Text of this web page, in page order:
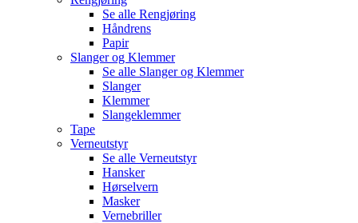
Se alle Rengjøring
Håndrens
Papir
Slanger og Klemmer
Se alle Slanger og Klemmer
Slanger
Klemmer
Slangeklemmer
Tape
Verneutstyr
Se alle Verneutstyr
Hansker
Hørselvern
Masker
Vernebriller